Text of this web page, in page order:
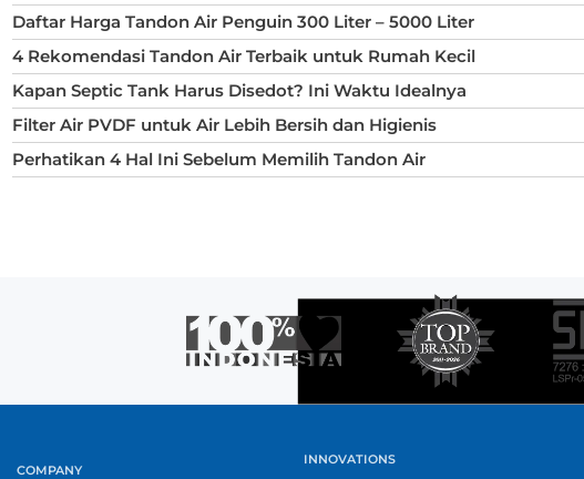
Daftar Harga Tandon Air Penguin 300 Liter – 5000 Liter
4 Rekomendasi Tandon Air Terbaik untuk Rumah Kecil
Kapan Septic Tank Harus Disedot? Ini Waktu Idealnya
Filter Air PVDF untuk Air Lebih Bersih dan Higienis
Perhatikan 4 Hal Ini Sebelum Memilih Tandon Air
COMPANY
INNOVATIONS